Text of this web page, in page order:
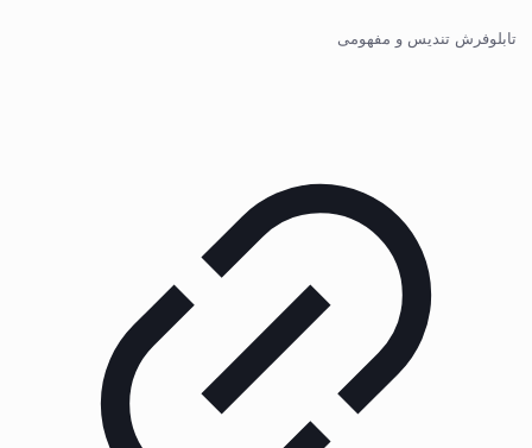
تابلوفرش تندیس و مفهومی